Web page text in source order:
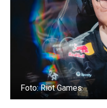
Foto: Riot Games